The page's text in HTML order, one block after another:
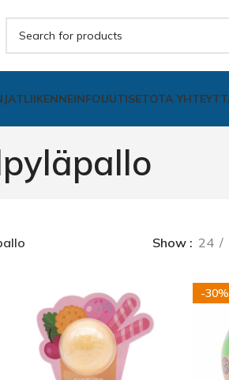
LIIKENNEINFOUUTISETOTA
Show 24
-30%